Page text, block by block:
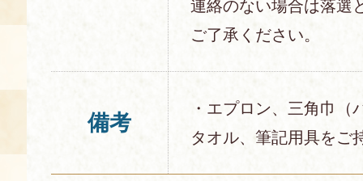
連絡のない場合は落選
ご了承ください。
備考
・エプロン、三角巾（
タオル、筆記用具をご